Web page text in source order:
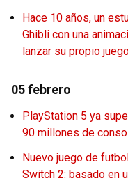
Hace 10 años, un
Ghibli con una
lanzar su propio
05 febrero
PlayStation 5 ya
90 millones de
Nuevo juego de
Switch 2: basado en